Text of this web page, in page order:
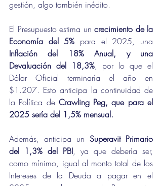
gestión, algo también inédito.
El Presupuesto estima un crecimiento de la
Economía del 5%
Inflación del 18% Anual, y una
Devaluación del 18,3%, por lo que el
Dólar Oficial terminaría el año en
$1.207. Esto anticipa la continuidad de
la Política de Crawling Peg, que para el
2025 sería del 1,5% mensual.
Además, anticipa un Superavit Primario
del 1,3% del PBI, ya que debería ser,
como mínimo, igual al monto total de los
Intereses de la Deuda a pagar en el